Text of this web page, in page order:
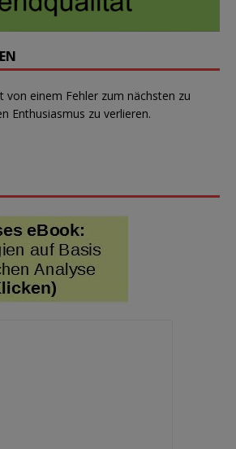
von einem Fehler zum nächsten zu
Enthusiasmus zu verlieren.